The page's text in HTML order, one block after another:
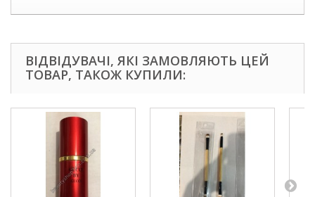
ВІДВІДУВАЧІ, ЯКІ ЗАМОВЛЯЮТЬ ЦЕЙ
ТОВАР, ТАКОЖ КУПИЛИ: